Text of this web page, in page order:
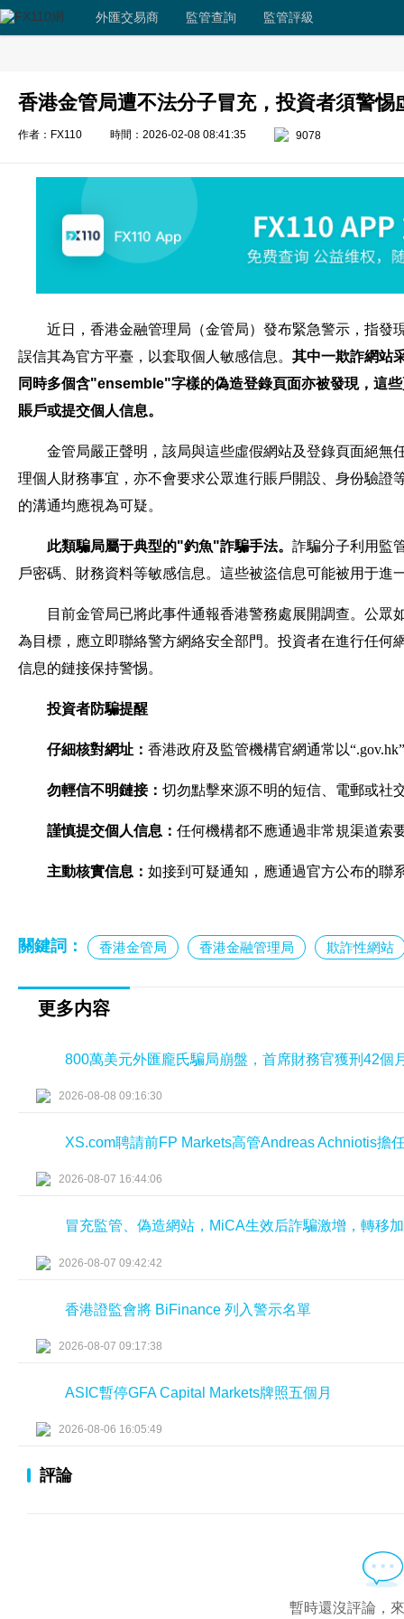
外匯交易商 監管查詢 監管評級
香港金管局遭不法分子冒充，投資者須警惕
作者：FX110 時間：2026-02-08 08:41:35 9078
近日，香港金融管理局（金管局）發布緊急警示，指發
誤信其為官方平臺，以套取個人敏感信息。 其中一欺詐網站
同時多個含"ensemble"字樣的偽造登錄頁面亦被發現，這
賬戶或提交個人信息。
金管局嚴正聲明，該局與這些虛假網站及登錄頁面絕無
理個人財務事宜，亦不會要求公眾進行賬戶開設、身份驗證
的溝通均應視為可疑。
此類騙局屬于典型的"釣魚"詐騙手法。 詐騙分子利用監
戶密碼、財務資料等敏感信息。這些被盜信息可能被用于進
目前金管局已將此事件通報香港警務處展開調查。公
為目標，應立即聯絡警方網絡安全部門。投資者在進行任何
信息的鏈接保持警惕。
投資者防騙提醒
仔細核對網址： 香港政府及監管機構官網通常以
勿輕信不明鏈接： 切勿點擊來源不明的短信、電郵或社
謹慎提交個人信息： 任何機構都不應通過非常規渠道索
主動核實信息： 如接到可疑通知，應通過官方公布的聯
關鍵詞： 香港金管局 香港金融管理局 欺詐性網站
更多内容
800萬美元外匯龐氏騙局崩盤，首席財務官獲刑42個
2026-08-08 09:16:30
XS.com聘請前FP Markets高管Andreas Achniotis擔
2026-08-07 16:44:06
冒充監管、偽造網站，MiCA生效后詐騙激增，轉移
2026-08-07 09:42:42
香港證監會將 BiFinance 列入警示名單
2026-08-07 09:17:38
ASIC暫停GFA Capital Markets牌照五個月
2026-08-06 16:05:49
評論
暫時還沒評論，